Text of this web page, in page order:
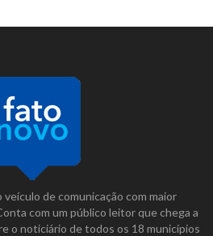
veículo de comunicação com maior
com um público leitor que chega a
o noticiário de todos os 18 municípios